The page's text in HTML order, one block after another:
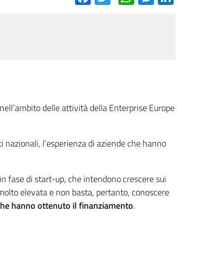
delle attività della Enterprise Europe
l’esperienza di aziende che hanno
fase di start-up, che intendono crescere sui
elevata e non basta, pertanto, conoscere
hanno ottenuto il finanziamento.